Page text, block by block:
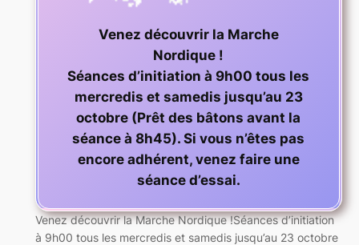
Venez découvrir la Marche
Nordique !
Séances d’initiation à 9h00 tous les
mercredis et samedis jusqu’au 23
octobre (Prêt des bâtons avant la
séance à 8h45). Si vous n’êtes pas
encore adhérent, venez faire une
séance d’essai.
Venez découvrir la Marche Nordique !Séances d’initiation
à 9h00 tous les mercredis et samedis jusqu’au 23 octobre